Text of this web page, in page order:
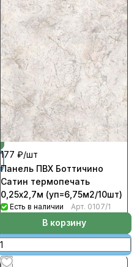
177 ₽/шт
Панель ПВХ Боттичино
Сатин термопечать
0,25х2,7м (уп=6,75м2/10шт)
Есть в наличии Арт. 0107/1
В корзину